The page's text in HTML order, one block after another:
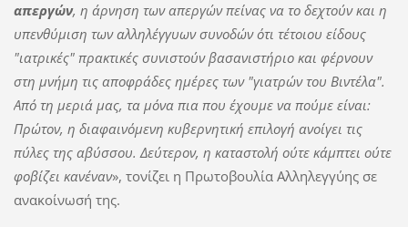
απεργών, η άρνηση των απεργών πείνας να το δεχτούν και η
υπενθύμιση των αλληλέγγυων συνοδών ότι τέτοιου είδους
"ιατρικές" πρακτικές συνιστούν βασανιστήριο και φέρνουν
στη μνήμη τις αποφράδες ημέρες των "γιατρών του Βιντέλα".
Από τη μεριά μας, τα μόνα πια που έχουμε να πούμε είναι:
Πρώτον, η διαφαινόμενη κυβερνητική επιλογή ανοίγει τις
πύλες της αβύσσου. Δεύτερον, η καταστολή ούτε κάμπτει ούτε
φοβίζει κανέναν», τονίζει η Πρωτοβουλία Αλληλεγγύης σε
ανακοίνωσή της.